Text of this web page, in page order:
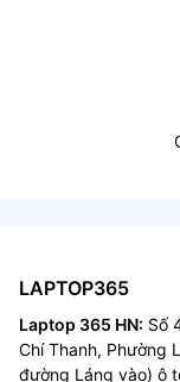
LAPTOP365
Laptop 365 HN: Số
Chí Thanh, Phường
đường Láng vào) ô